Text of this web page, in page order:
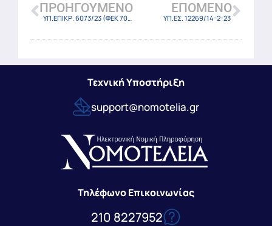
ΠΡΟΗΓΟΎΜΕΝΟ
ΥΠ.ΕΠΙΚΡ. 6073/23 (ΦΕΚ 709 Β/13-2-2023)
ΕΠΌΜΕΝΟ
ΥΠ.ΕΣ. 12269/14-2-23
Τεχνική Υποστήριξη
support@nomotelia.gr
Τηλέφωνο Επικοινωνίας
210 8227952